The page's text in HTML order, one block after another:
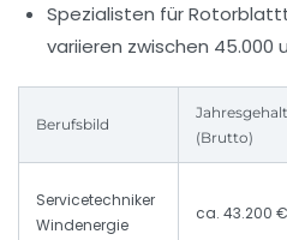
Spezialisten für
variieren zwischen 45.000
Berufsbild
Jahresgehalt
(Brutto)
Servicetechniker
Windenergie
ca. 43.200 €